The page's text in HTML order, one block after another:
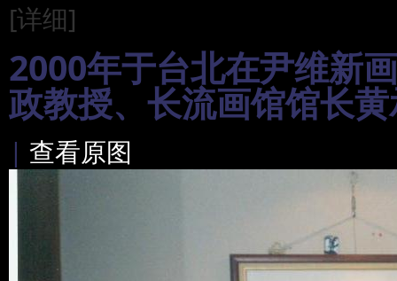
[详细]
2000年于台北在尹维新
政教授、长流画馆馆长
| 查看原图